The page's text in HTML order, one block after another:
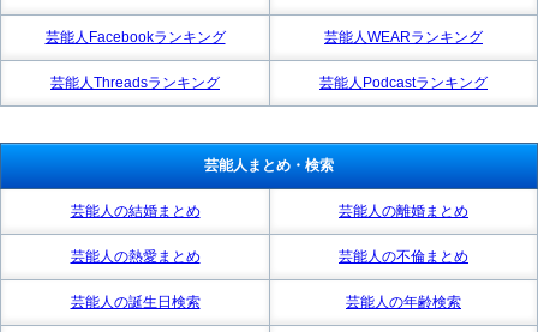
芸能人Facebookランキング 芸能人WEARランキング
芸能人Threadsランキング 芸能人Podcastランキング
芸能人まとめ・検索
芸能人の結婚まとめ 芸能人の離婚まとめ
芸能人の熱愛まとめ 芸能人の不倫まとめ
芸能人の誕生日検索 芸能人の年齢検索